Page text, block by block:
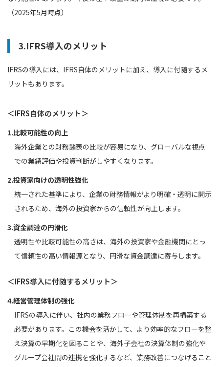
（2025年5月時点）
3.IFRS導入のメリット
IFRSの導入には、IFRS自体のメリットに加え、導入に付随するメ
リットもあります。
＜IFRS自体のメリット＞
1.比較可能性の向上
海外企業との財務諸表の比較が容易になり、グローバルな視点
での業績評価や投資判断がしやすくなります。
2.投資家向けの透明性強化
統一された基準により、企業の財務情報がより明確・透明に開示
されるため、海外の投資家からの信頼性が向上します。
3.資金調達の円滑化
透明性や比較可能性の高さは、海外の投資家や金融機関にとっ
て信頼性の高い情報源となり、円滑な資金調達に寄与します。
＜IFRS導入に付随するメリット＞
4.経営管理体制の強化
IFRSの導入に伴い、社内の業務フローや管理体制を再構築する
必要があります。この機会を活かして、より効率的なフローを整
え決算の早期化を図ることや、海外子会社の決算体制の強化や
グループ会社間の連携を強化するなど、業務改善につなげること